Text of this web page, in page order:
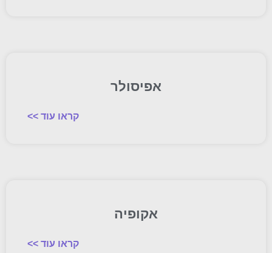
אפיסולר
קראו עוד >>
אקופיה
קראו עוד >>